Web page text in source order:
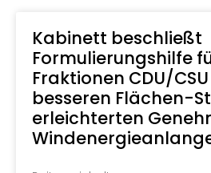
Kabinett beschließt
Formulierungshilfe
Fraktionen CDU/
besseren Flächen-
erleichterten